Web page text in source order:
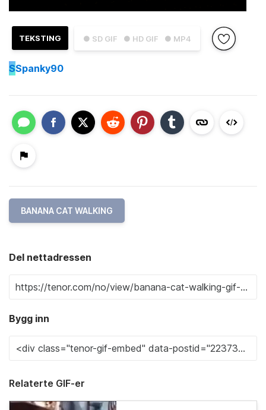
● SD GIF ● HD GIF ● MP4
TEKSTING
SSpanky90
BANANA CAT WALKING
Del nettadressen
Bygg inn
Relaterte GIF-er